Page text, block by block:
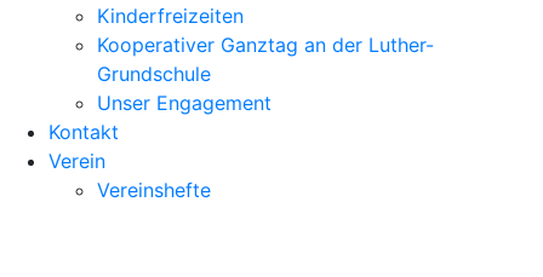
Kinderfreizeiten
Kooperativer Ganztag an der Luther-
Grundschule
Unser Engagement
Kontakt
Verein
Vereinshefte